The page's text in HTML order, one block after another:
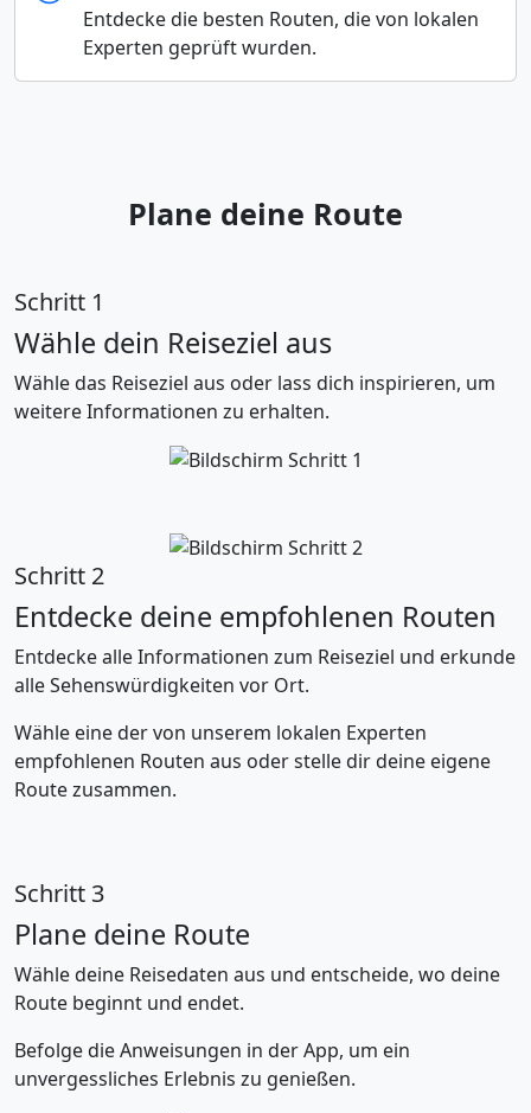
Entdecke die besten Routen, die von lokalen
Experten geprüft wurden.
Plane deine Route
Schritt 1
Wähle dein Reiseziel aus
Wähle das Reiseziel aus oder lass dich inspirieren, um
weitere Informationen zu erhalten.
Schritt 2
Entdecke deine empfohlenen Routen
Entdecke alle Informationen zum Reiseziel und erkunde
alle Sehenswürdigkeiten vor Ort.
Wähle eine der von unserem lokalen Experten
empfohlenen Routen aus oder stelle dir deine eigene
Route zusammen.
Schritt 3
Plane deine Route
Wähle deine Reisedaten aus und entscheide, wo deine
Route beginnt und endet.
Befolge die Anweisungen in der App, um ein
unvergessliches Erlebnis zu genießen.